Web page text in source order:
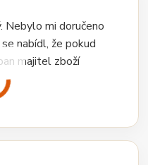
Nebylo mi doručeno
nabídl, že pokud
majitel zboží